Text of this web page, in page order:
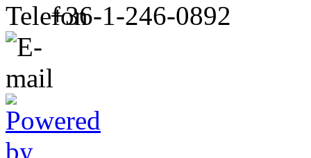
+36-1-246-0892